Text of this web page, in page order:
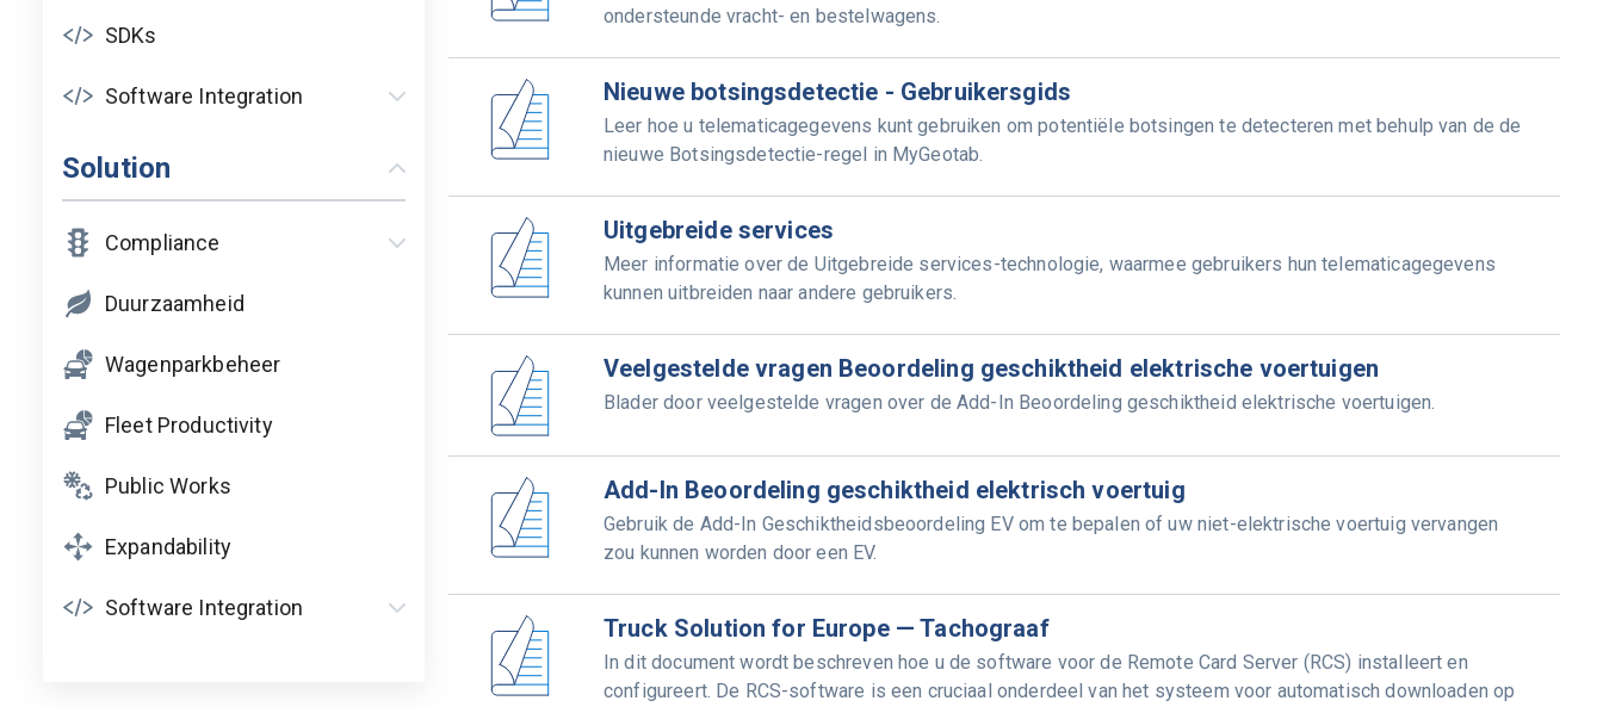
SDKs
Software Integration
SDKs
Solution
Compliance
HOS
Duurzaamheid
Wagenparkbeheer
Fleet Productivity
Public Works
Expandability
Software Integration
ondersteunde vracht- en bestelwagens.
Nieuwe botsingsdetectie - Gebruikersgids
Leer hoe u telematicagegevens kunt gebruiken om potentiële botsingen te detecteren met behulp van de de
nieuwe Botsingsdetectie-regel in MyGeotab.
Uitgebreide services
Meer informatie over de Uitgebreide services-technologie, waarmee gebruikers hun telematicagegevens
kunnen uitbreiden naar andere gebruikers.
Veelgestelde vragen Beoordeling geschiktheid elektrische voertuigen
Blader door veelgestelde vragen over de Add-In Beoordeling geschiktheid elektrische voertuigen.
Add-In Beoordeling geschiktheid elektrisch voertuig
Gebruik de Add-In Geschiktheidsbeoordeling EV om te bepalen of uw niet-elektrische voertuig vervangen
zou kunnen worden door een EV.
Truck Solution for Europe — Tachograaf
In dit document wordt beschreven hoe u de software voor de Remote Card Server (RCS) installeert en
configureert. De RCS-software is een cruciaal onderdeel van het systeem voor automatisch downloaden op